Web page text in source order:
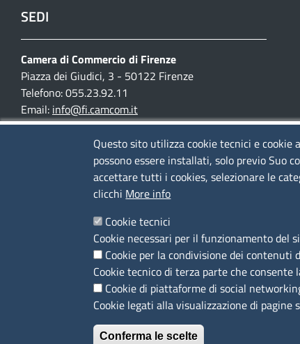
SEDI
Camera di Commercio di Firenze
Piazza dei Giudici, 3 - 50122 Firenze
Telefono: 055.23.92.11
Email: info@fi.camcom.it
Posta elettronica certificata:
cciaa.firenze@fi.legalmail.camcom.it
Partita IVA 03097420487
Codice fiscale 80002690487
Accesso riservato
Questo sito utilizza cookie tecnici e
possono essere installati, solo previo Suo
accettare tutti i cookies, selezionare le
clicchi More info
Cookie tecnici
Cookie necessari per il funzionamento del
Cookie per la condivisione dei
Cookie tecnico di terza parte che
Cookie di piattaforme di social
Cookie legati alla visualizzazione di
Conferma le scelte